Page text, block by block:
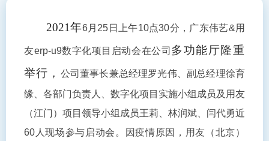
2021年6月 25 日 上午10点30分 ， 广东伟艺&用
友erp-u9数字化项目启动会在公司 多功能厅隆重
举行， 公司董事长兼总经理罗光伟、副总经理徐育
缘、各部门负责人、数字化项目实施小组成员及用友
（江门）项目领导小组成员王莉、林润斌、闫代勇近
60人现场参与启动会。因疫情原因，用友（北京）